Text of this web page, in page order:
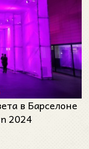
в Барселоне
2024